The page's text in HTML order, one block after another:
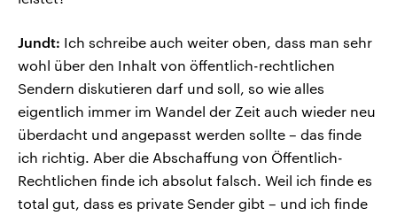
Jundt: Ich schreibe auch weiter oben, dass man sehr
wohl über den Inhalt von öffentlich-rechtlichen
Sendern diskutieren darf und soll, so wie alles
eigentlich immer im Wandel der Zeit auch wieder neu
überdacht und angepasst werden sollte – das finde
ich richtig. Aber die Abschaffung von Öffentlich-
Rechtlichen finde ich absolut falsch. Weil ich finde es
total gut, dass es private Sender gibt – und ich finde